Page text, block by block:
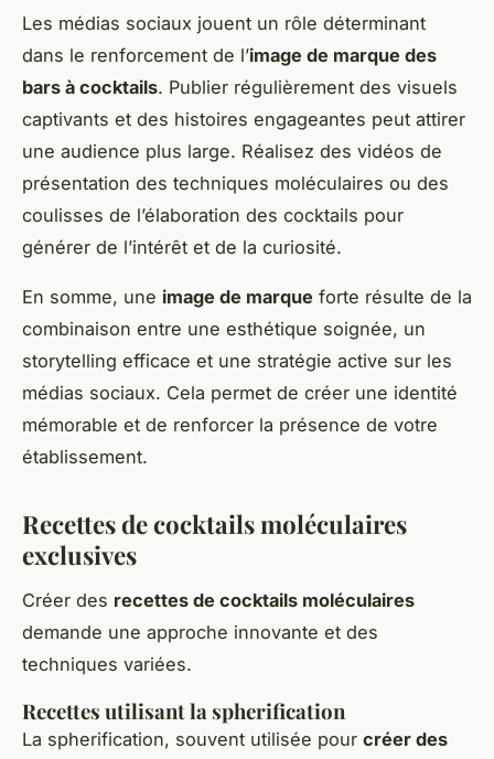
Les médias sociaux jouent un rôle déterminant
dans le renforcement de l’image de marque des
bars à cocktails. Publier régulièrement des visuels
captivants et des histoires engageantes peut attirer
une audience plus large. Réalisez des vidéos de
présentation des techniques moléculaires ou des
coulisses de l’élaboration des cocktails pour
générer de l’intérêt et de la curiosité.
En somme, une image de marque forte résulte de la
combinaison entre une esthétique soignée, un
storytelling efficace et une stratégie active sur les
médias sociaux. Cela permet de créer une identité
mémorable et de renforcer la présence de votre
établissement.
Recettes de cocktails moléculaires
exclusives
Créer des recettes de cocktails moléculaires
demande une approche innovante et des
techniques variées.
Recettes utilisant la spherification
La spherification, souvent utilisée pour créer des